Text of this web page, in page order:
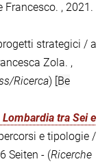
, 2021.
strategici / a
Zola. ,
Ricerca) [Be
tra Sei e
e tipologie /
Seiten - (Ricerche